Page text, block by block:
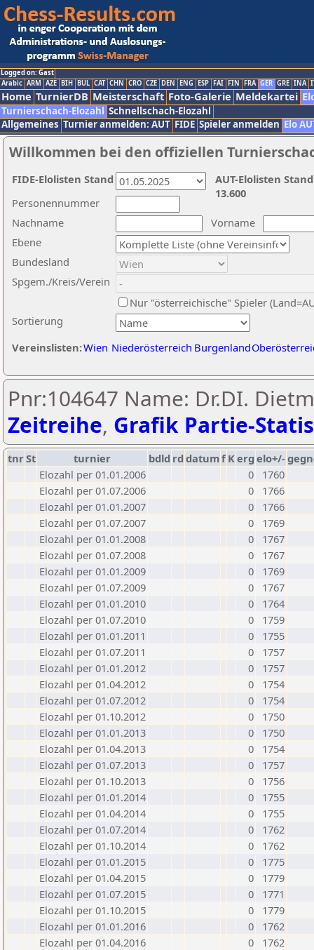
Logged on: Gast
Arabic ARM AZE BIH BUL CAT CHN CRO CZE DEN ENG ESP FAI FIN FRA GER GRE INA
Home TurnierDB Meisterschaft Foto-Galerie Meldekartei
Turnierschach-Elozahl Schnellschach-Elozahl
Allgemeines Turnier anmelden: AUT FIDE Spieler anmelden Elo
Willkommen bei den offiziellen
Nachname
Vorname
Ebene
Sortierung
Personennummer
Bundesland
Spgem./Kreis/Verein
Nur "österreichische" Spieler
Vereinslisten:Wien Niederösterreich Burgenland
AUT-Elolisten
13.600
FIDE-Elolisten Stand
Pnr:104647 Name: Dr.DI.
Zeitreihe, Grafik Partie-
tnrSt turnier bdld rd datumf Kerg elo+/-
Elozahl per 01.01.2006
0
1760
Elozahl per 01.07.2006
0
1766
Elozahl per 01.01.2007
0
1766
Elozahl per 01.07.2007
0
1769
Elozahl per 01.01.2008
0
1767
Elozahl per 01.07.2008
0
1767
Elozahl per 01.01.2009
0
1769
Elozahl per 01.07.2009
0
1767
Elozahl per 01.01.2010
0
1764
Elozahl per 01.07.2010
0
1759
Elozahl per 01.01.2011
0
1755
Elozahl per 01.07.2011
0
1757
Elozahl per 01.01.2012
0
1757
Elozahl per 01.04.2012
0
1754
Elozahl per 01.07.2012
0
1754
Elozahl per 01.10.2012
0
1750
Elozahl per 01.01.2013
0
1750
Elozahl per 01.04.2013
0
1754
Elozahl per 01.07.2013
0
1757
Elozahl per 01.10.2013
0
1756
Elozahl per 01.01.2014
0
1755
Elozahl per 01.04.2014
0
1755
Elozahl per 01.07.2014
0
1762
Elozahl per 01.10.2014
0
1762
Elozahl per 01.01.2015
0
1775
Elozahl per 01.04.2015
0
1779
Elozahl per 01.07.2015
0
1771
Elozahl per 01.10.2015
0
1779
Elozahl per 01.01.2016
0
1762
Elozahl per 01.04.2016
0
1762